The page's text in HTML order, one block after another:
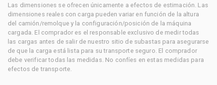
Las dimensiones se ofrecen únicamente a efectos de estimación. Las
dimensiones reales con carga pueden variar en función de la altura
del camión/remolque y la configuración/posición de la máquina
cargada. El comprador es el responsable exclusivo de medir todas
las cargas antes de salir de nuestro sitio de subastas para asegurarse
de que la carga está lista para su transporte seguro. El comprador
debe verificar todas las medidas. No confíes en estas medidas para
efectos de transporte.